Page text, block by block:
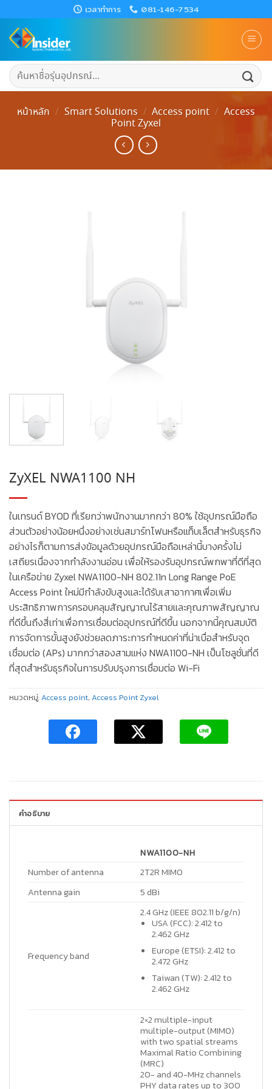
to
content
เวลาทำการ 081-146-7534
ค้นหา:
หน้าหลัก / Smart Solutions / Access​ point / Access
Point Zyxel
ZyXEL NWA1100 NH
ในเทรนด์ BYOD ที่เรียกว่าพนักงานมากกว่า 80% ใช้อุปกรณ์มือถือ
ส่วนตัวอย่างน้อยหนึ่งอย่างเช่นสมาร์ทโฟนหรือแท็บเล็ตสำหรับธุรกิจ
อย่างไรก็ตามการส่งข้อมูลด้วยอุปกรณ์มือถือเหล่านี้บางครั้งไม่
เสถียรเนื่องจากกำลังงานอ่อน เพื่อให้รองรับอุปกรณ์พกพาที่ดีที่สุด
ในเครือข่าย Zyxel NWA1100-NH 802.11n Long Range PoE
Access Point ใหม่มีกำลังขับสูงและได้รับเสาอากาศเพื่อเพิ่ม
ประสิทธิภาพการครอบคลุมสัญญาณไร้สายและคุณภาพสัญญาณ
ที่ดีขึ้นถึงสี่เท่าเพื่อการเชื่อมต่ออุปกรณ์ที่ดีขึ้น นอกจากนี้คุณสมบัติ
การจัดการขั้นสูงยังช่วยลดภาระการกำหนดค่าที่น่าเบื่อสำหรับจุด
เชื่อมต่อ (APs) มากกว่าสองสามแห่ง NWA1100-NH เป็นโซลูชั่นที่ดี
ที่สุดสำหรับธุรกิจในการปรับปรุงการเชื่อมต่อ Wi-Fi
หมวดหมู่:Access​ point, Access Point Zyxel
คำอธิบาย
NWA1100-NH
Number of antenna
2T2R MIMO
Antenna gain
5 dBi
Frequency band
2.4 GHz (IEEE 802.11 b/g/n)
USA (FCC): 2.412 to
2.462 GHz
Europe (ETSI): 2.412 to
2.472 GHz
Taiwan (TW): 2.412 to
2.462 GHz
2×2 multiple-input
multiple-output (MIMO)
with two spatial streams
Maximal Ratio Combining
(MRC)
20- and 40-MHz channels
PHY data rates up to 300